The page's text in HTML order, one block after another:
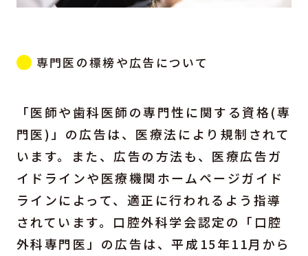
専門医の標榜や広告について
「医師や歯科医師の専門性に関する資格(専
門医)」の広告は、医療法により規制されて
います。また、広告の方法も、医療広告ガ
イドラインや医療機関ホームページガイド
ラインによって、適正に行われるよう指導
されています。口腔外科学会認定の「口腔
外科専門医」の広告は、平成15年11月から